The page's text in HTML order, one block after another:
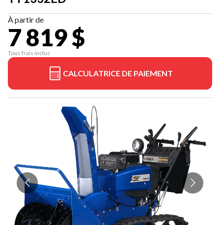
À partir de
7 819 $
Tous frais inclus
CALCULATRICE DE PAIEMENT